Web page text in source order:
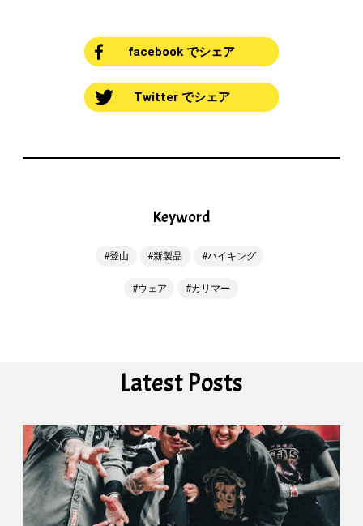
facebook でシェア
Twitter でシェア
Keyword
登山 新製品 ハイキング
ウェア カリマー
Latest Posts